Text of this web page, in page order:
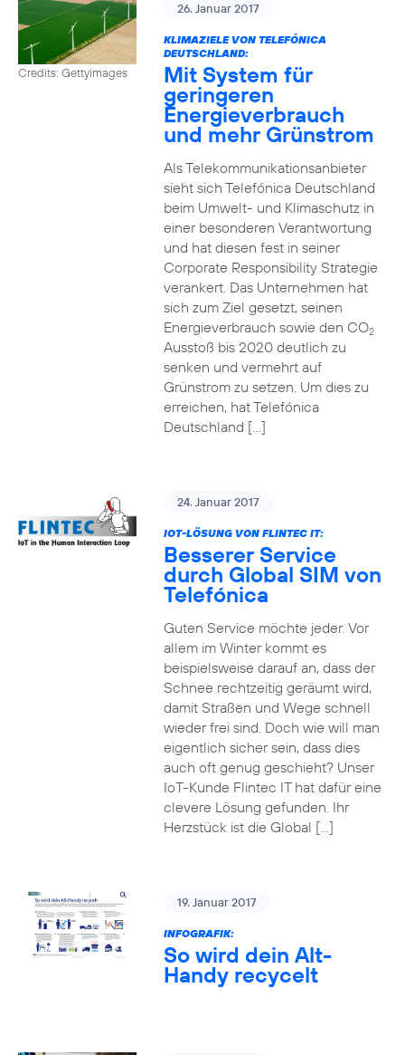
Credits: Gettyimages
26. Januar 2017
KLIMAZIELE VON TELEFÓNICA
DEUTSCHLAND:
Mit System für
geringeren
Energieverbrauch
und mehr Grünstrom
Als Telekommunikationsanbieter
sieht sich Telefónica Deutschland
beim Umwelt- und Klimaschutz in
einer besonderen Verantwortung
und hat diesen fest in seiner
Corporate Responsibility Strategie
verankert. Das Unternehmen hat
sich zum Ziel gesetzt, seinen
Energieverbrauch sowie den CO2
Ausstoß bis 2020 deutlich zu
senken und vermehrt auf
Grünstrom zu setzen. Um dies zu
erreichen, hat Telefónica
Deutschland […]
24. Januar 2017
IOT-LÖSUNG VON FLINTEC IT:
Besserer Service
durch Global SIM von
Telefónica
Guten Service möchte jeder. Vor
allem im Winter kommt es
beispielsweise darauf an, dass der
Schnee rechtzeitig geräumt wird,
damit Straßen und Wege schnell
wieder frei sind. Doch wie will man
eigentlich sicher sein, dass dies
auch oft genug geschieht? Unser
IoT-Kunde Flintec IT hat dafür eine
clevere Lösung gefunden. Ihr
Herzstück ist die Global […]
19. Januar 2017
INFOGRAFIK:
So wird dein Alt-
Handy recycelt